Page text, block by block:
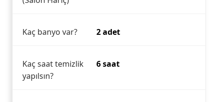
Kaç banyo var? 2 adet
Kaç saat temizlik
yapılsın?
6 saat